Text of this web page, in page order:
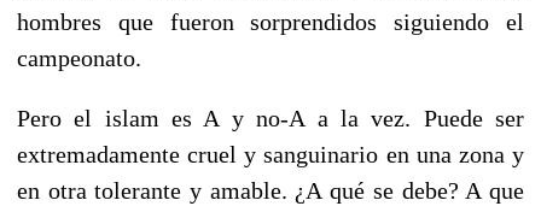
hombres que fueron sorprendidos siguiendo el
campeonato.
Pero el islam es A y no-A a la vez. Puede ser
extremadamente cruel y sanguinario en una zona y
en otra tolerante y amable. ¿A qué se debe? A que